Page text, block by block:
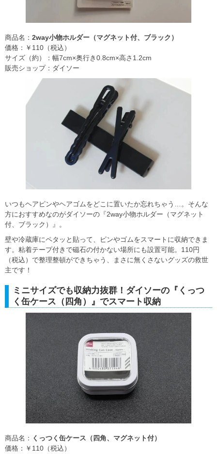
商品名： 2way小物ホルダー（マグネット付、ブラック）
価格：￥110（税込）
サイズ（約）：幅7cm×奥行き0.8cm×高さ1.2cm
販売ショップ：ダイソー
いつもヘアピンやヘアゴムをどこに置いたか忘れちゃう…。そんな
方におすすめなのがダイソーの『2way小物ホルダー（マグネット
付、ブラック）』。
壁や冷蔵庫にペタッと貼って、ピンやゴムをスマートに収納できま
す。粘着テープ付きで磁石の付かない場所にも設置可能。110円
（税込）で整理整頓ができちゃう、まさに無くさないグッズの救世
主です！
ミニサイズでも収納力抜群！ダイソーの『くっつ
く缶ケース（四角）』でスマート収納
商品名： くっつく缶ケース（四角、マグネット付）
価格：￥110（税込）